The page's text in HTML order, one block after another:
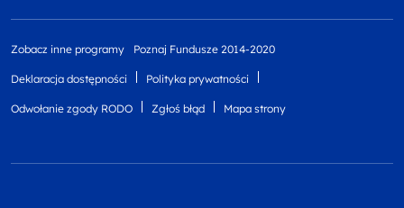
Zobacz inne programy Poznaj Fundusze 2014-2020
Deklaracja dostępności Polityka prywatności
Odwołanie zgody RODO Zgłoś błąd Mapa strony